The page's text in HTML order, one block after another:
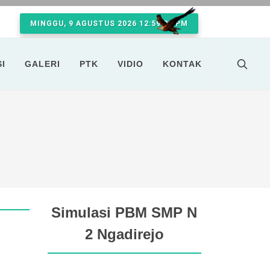
MINGGU, 9 AGUSTUS 2026 12:59:34 PM
GALERI PTK VIDIO KONTAK
Simulasi PBM SMP N
2 Ngadirejo